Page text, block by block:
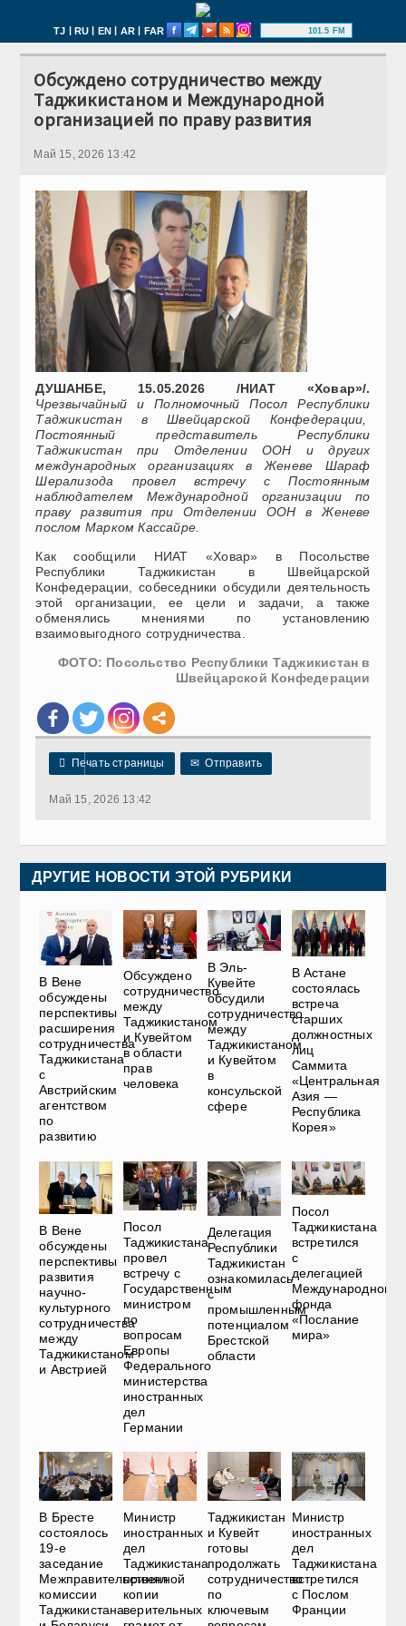
TJ | RU | EN | AR | FAR 101.5 FM
Обсуждено сотрудничество между
Таджикистаном и Международной
организацией по праву развития
Май 15, 2026 13:42
ДУШАНБЕ, 15.05.2026 /НИАТ «Ховар»/.
Чрезвычайный и Полномочный Посол Республики
Таджикистан в Швейцарской Конфедерации,
Постоянный представитель Республики
Таджикистан при Отделении ООН и других
международных организациях в Женеве Шараф
Шерализода провел встречу с Постоянным
наблюдателем Международной организации по
праву развития при Отделении ООН в Женеве
послом Марком Кассайре.
Как сообщили НИАТ «Ховар» в Посольстве
Республики Таджикистан в Швейцарской
Конфедерации, собеседники обсудили деятельность
этой организации, ее цели и задачи, а также
обменялись мнениями по установлению
взаимовыгодного сотрудничества.
ФОТО: Посольство Республики Таджикистан в
Швейцарской Конфедерации
 Печать страницы ✉ Отправить
Май 15, 2026 13:42
ДРУГИЕ НОВОСТИ ЭТОЙ РУБРИКИ
В Вене
обсуждены
перспективы
расширения
сотрудничества
Таджикистана
с
Австрийским
агентством
по
развитию
Обсуждено
сотрудничество
между
Таджикистаном
и Кувейтом
в области
прав
человека
В Эль-
Кувейте
обсудили
сотрудничество
между
Таджикистаном
и Кувейтом
в
консульской
сфере
В Астане
состоялась
встреча
старших
должностных
лиц
Саммита
«Центральная
Азия —
Республика
Корея»
В Вене
обсуждены
перспективы
развития
научно-
культурного
сотрудничества
между
Таджикистаном
и Австрией
Посол
Таджикистана
провел
встречу с
Государственным
министром
по
вопросам
Европы
Федерального
министерства
иностранных
дел
Германии
Делегация
Республики
Таджикистан
ознакомилась
с
промышленным
потенциалом
Брестской
области
Посол
Таджикистана
встретился
с
делегацией
Международного
фонда
«Послание
мира»
В Бресте
состоялось
19-е
заседание
Межправительственной
комиссии
Таджикистана
Министр
иностранных
дел
Таджикистана
принял
копии
верительных
Таджикистан
и Кувейт
готовы
продолжать
сотрудничество
по
ключевым
Министр
иностранных
дел
Таджикистана
встретился
с Послом
Франции